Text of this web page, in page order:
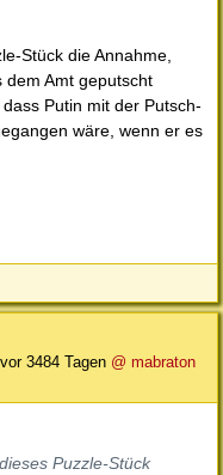
Stück die Annahme,
dem Amt geputscht
Putin mit der Putsch-
wäre, wenn er es
vor 3484 Tagen @ mabraton
Puzzle-Stück